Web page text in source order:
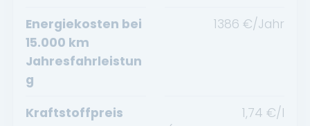
Energiekosten bei
15.000 km
Jahresfahrleistun
g
1386 €/Jahr
Kraftstoffpreis 1,74 €/l